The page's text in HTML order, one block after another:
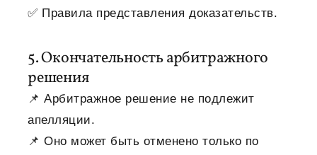
✅ Правила представления доказательств.
5. Окончательность арбитражного
решения
📌 Арбитражное решение не подлежит
апелляции.
📌 Оно может быть отменено только по